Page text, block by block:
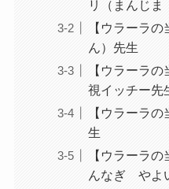
リ（まんじ
【ウラーラ
ん）先生
【ウラーラ
視イッチー先
【ウラーラ
生
【ウラーラ
んなぎ やよ